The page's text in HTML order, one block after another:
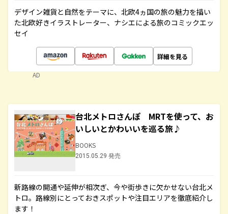
デザイン雑貨と自然をテーマに、北欧4ヵ国の旅の魅力を描い
た北欧好きイラストレーター、ナシエによる旅のコミックエッ
セイ
詳細を見る
AD
台北メトロさんぽ MRTを使って、お
いしいとかわいいを巡る旅♪
BOOKS
2015.05.29 発売
新路線の開通や延伸が相次ぎ、今や街歩きに欠かせない台北メ
トロ。路線別にとっておきスポットや注目エリアを徹底紹介し
ます！